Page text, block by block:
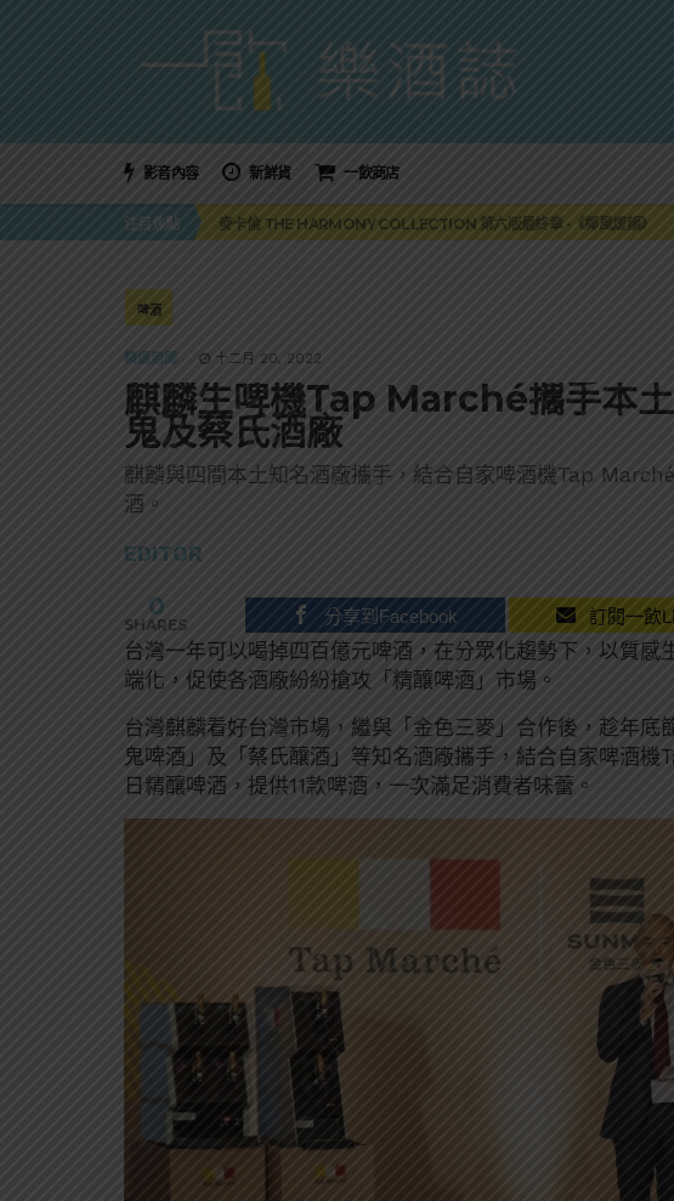
影音內容 新鮮貨 一飲商店
注目焦點
美國正式恢復蘇格蘭威士忌零關稅！烈酒產業再次迎來重磅利多
麥卡倫 THE HARMONY COLLECTION 第六版最終章 -《椰風煖韻》
角嗨尬炸物X爽快這一步，角瓶攜手頂呱呱 全新套餐限時登場
啤酒
精選酒聞 十二月 20, 2022
麒麟生啤機Tap Marché攜手本
鬼及蔡氏酒廠
麒麟與四間本土知名酒廠攜手，結合自家啤酒機Tap
酒。
EDITOR
0
SHARES 分享到Facebook 訂閱一飲
台灣一年可以喝掉四百億元啤酒，在分眾化趨勢下，以質感
端化，促使各酒廠紛紛搶攻「精釀啤酒」市場。
台灣麒麟看好台灣市場，繼與「金色三麥」合作後，趁年底
鬼啤酒」及「蔡氏釀酒」等知名酒廠攜手，結合自家啤酒
日精釀啤酒，提供11款啤酒，一次滿足消費者味蕾。